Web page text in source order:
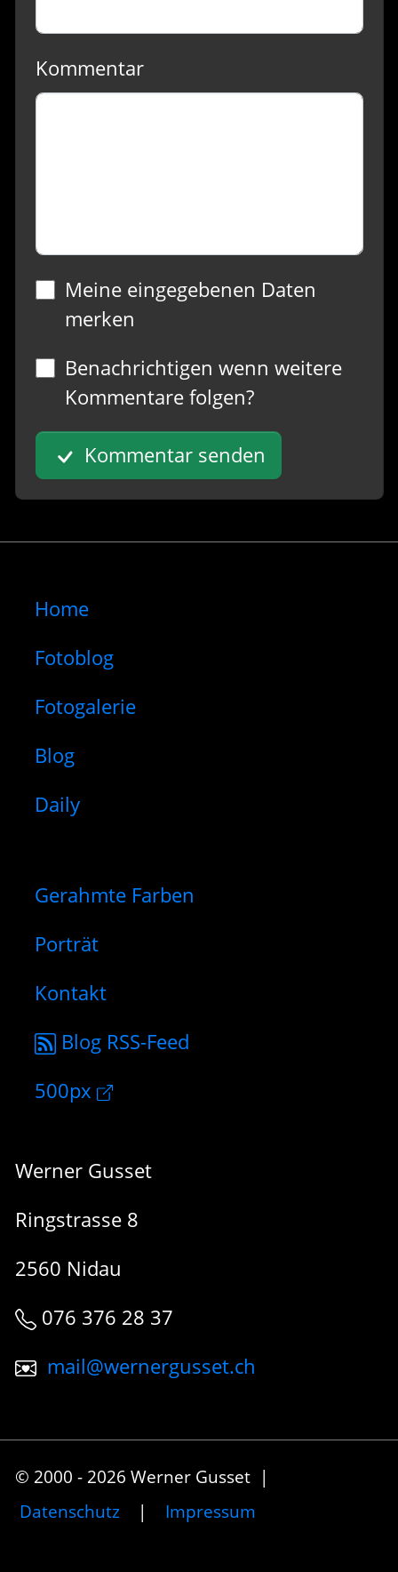
Kommentar
Meine eingegebenen Daten
merken
Benachrichtigen wenn weitere
Kommentare folgen?
Kommentar senden
Home
Fotoblog
Fotogalerie
Blog
Daily
Gerahmte Farben
Porträt
Kontakt
Blog RSS-Feed
500px
Werner Gusset
Ringstrasse 8
2560 Nidau
076 376 28 37
mail@wernergusset.ch
© 2000 - 2026 Werner Gusset |
Datenschutz
| Impressum